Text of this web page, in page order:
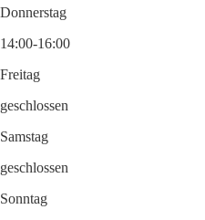
Donnerstag
14:00-16:00
Freitag
geschlossen
Samstag
geschlossen
Sonntag